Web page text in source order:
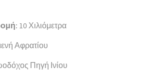
: 10 Χιλιόμετρα
Αφρατίου
Πηγή Ινίου